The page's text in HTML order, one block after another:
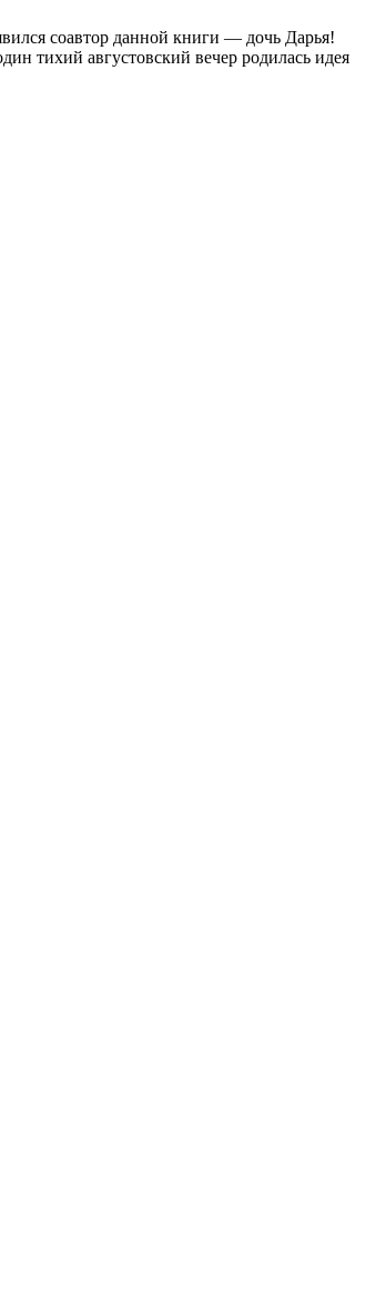
соавтор данной книги — дочь Дарья!
тихий августовский вечер родилась идея